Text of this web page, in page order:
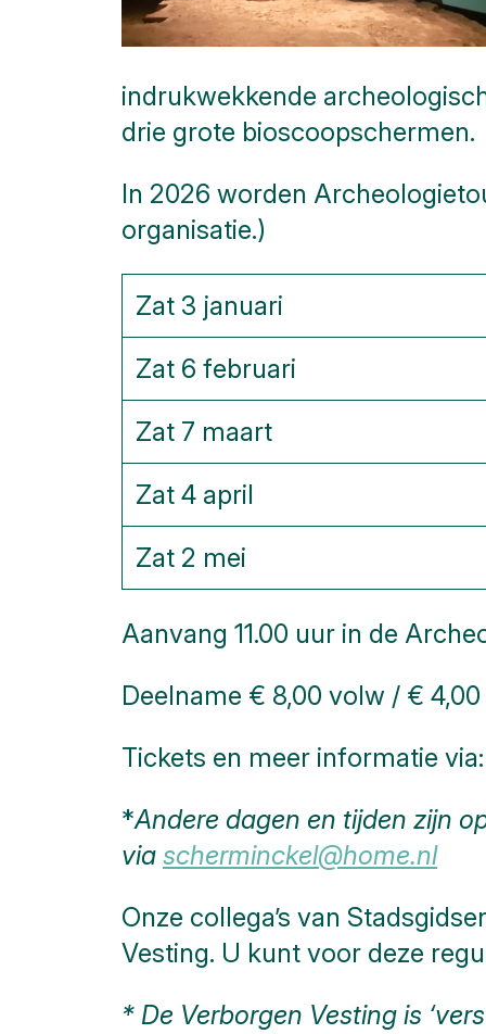
Monumenten
indrukwekkende
drie grote bioscoopschermen.
In 2026 worden
organisatie.)
Zat 3 januari
Zat 6 februari
Zat 7 maart
Zat 4 april
Zat 2 mei
Aanvang 11.00 uur in de
Deelname € 8,00 volw / € 4,00
Tickets en meer informatie via:
*Andere dagen en tijden zijn
via scherminckel@home.nl
Onze collega’s van
Vesting. U kunt voor deze
* De Verborgen Vesting is